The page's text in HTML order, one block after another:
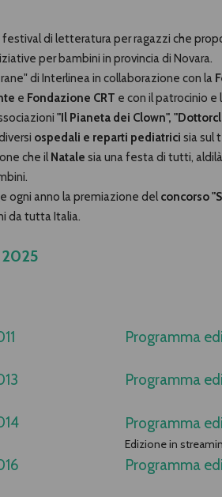
festival di letteratura per ragazzi che
per bambini in provincia di Novara.
di Interlinea in collaborazione con la
e Fondazione CRT e con il patrocinio
"Il Pianeta dei Clown",
ospedali e reparti pediatrici sia sul
che il Natale sia una festa di tutti,
ogni anno la premiazione del concorso
da tutta Italia.
Programma
Programma
Programma
Edizione in
Programma